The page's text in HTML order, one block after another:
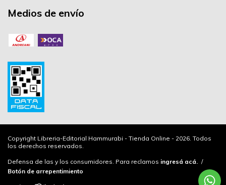
Medios de envío
Copyright Libreria-Editorial Hammurabi - Tienda Online - 2026. Todos
los derechos reservados.
Defensa de las y los consumidores. Para reclamos ingresá acá. /
Botón de arrepentimiento